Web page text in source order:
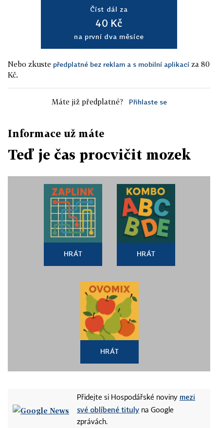
Číst dál za
40 Kč
na první dva měsíce
Nebo zkuste předplatné bez reklam a s mobilní aplikací za 80
Kč.
Máte již předplatné? Přihlaste se
Informace už máte
Teď je čas procvičit mozek
HRÁT HRÁT
HRÁT
Přidejte si Hospodářské noviny mezi
své oblíbené tituly na Google
zprávách.